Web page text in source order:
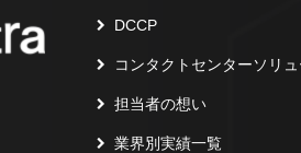
DCCP
コンタクトセンターソリ
担当者の想い
業界別実績一覧